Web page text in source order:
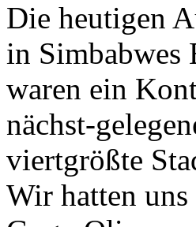
Die heutigen
in Simbabwes
waren ein
nächst-
viertgrößte
Wir hatten